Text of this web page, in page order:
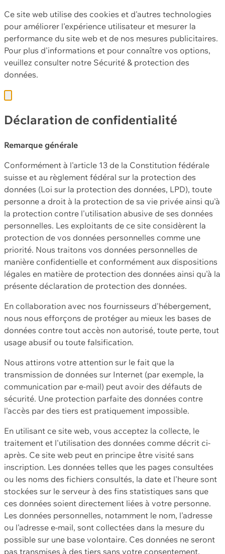
Ce site web utilise des cookies et d'autres technologies
pour améliorer l'expérience utilisateur et mesurer la
performance du site web et de nos mesures publicitaires.
Pour plus d'informations et pour connaître vos options,
veuillez consulter notre Sécurité & protection des
données.
Déclaration de confidentialité
Remarque générale
Conformément à l'article 13 de la Constitution fédérale
suisse et au règlement fédéral sur la protection des
données (Loi sur la protection des données, LPD), toute
personne a droit à la protection de sa vie privée ainsi qu'à
la protection contre l'utilisation abusive de ses données
personnelles. Les exploitants de ce site considèrent la
protection de vos données personnelles comme une
priorité. Nous traitons vos données personnelles de
manière confidentielle et conformément aux dispositions
légales en matière de protection des données ainsi qu'à la
présente déclaration de protection des données.
En collaboration avec nos fournisseurs d'hébergement,
nous nous efforçons de protéger au mieux les bases de
données contre tout accès non autorisé, toute perte, tout
usage abusif ou toute falsification.
Nous attirons votre attention sur le fait que la
transmission de données sur Internet (par exemple, la
communication par e-mail) peut avoir des défauts de
sécurité. Une protection parfaite des données contre
l'accès par des tiers est pratiquement impossible.
En utilisant ce site web, vous acceptez la collecte, le
traitement et l'utilisation des données comme décrit ci-
après. Ce site web peut en principe être visité sans
inscription. Les données telles que les pages consultées
ou les noms des fichiers consultés, la date et l'heure sont
stockées sur le serveur à des fins statistiques sans que
ces données soient directement liées à votre personne.
Les données personnelles, notamment le nom, l'adresse
ou l'adresse e-mail, sont collectées dans la mesure du
possible sur une base volontaire. Ces données ne seront
pas transmises à des tiers sans votre consentement.